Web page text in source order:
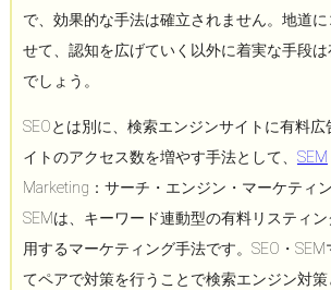
で、効果的な手法は確立されません。地道
せて、認知を広げていく以外に着実な手段
でしょう。
SEOとは別に、検索エンジンサイトに有料
イトのアクセス数を増やす手法として、 SEM
Marketing：サーチ・エンジン・マーケティ
SEMは、キーワード連動型の有料リスティ
用するマーケティング手法です。SEO・
てペアで対策を行うことで検索エンジン対